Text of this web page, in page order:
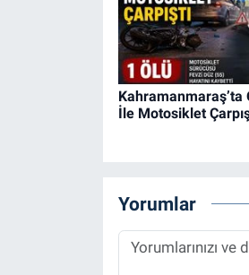
Kahramanmaraş’ta
İle Motosiklet
Yorumlar